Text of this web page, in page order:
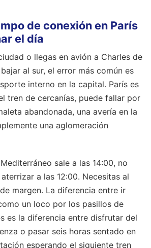
de conexión en París
el día
o llegas en avión a Charles de
al sur, el error más común es
interno en la capital. París es
tren de cercanías, puede fallar por
abandonada, una avería en la
una aglomeración
sale a las 14:00, no
a las 12:00. Necesitas al
margen. La diferencia entre ir
un loco por los pasillos de
es la diferencia entre disfrutar del
o pasar seis horas sentado en
esperando el siguiente tren